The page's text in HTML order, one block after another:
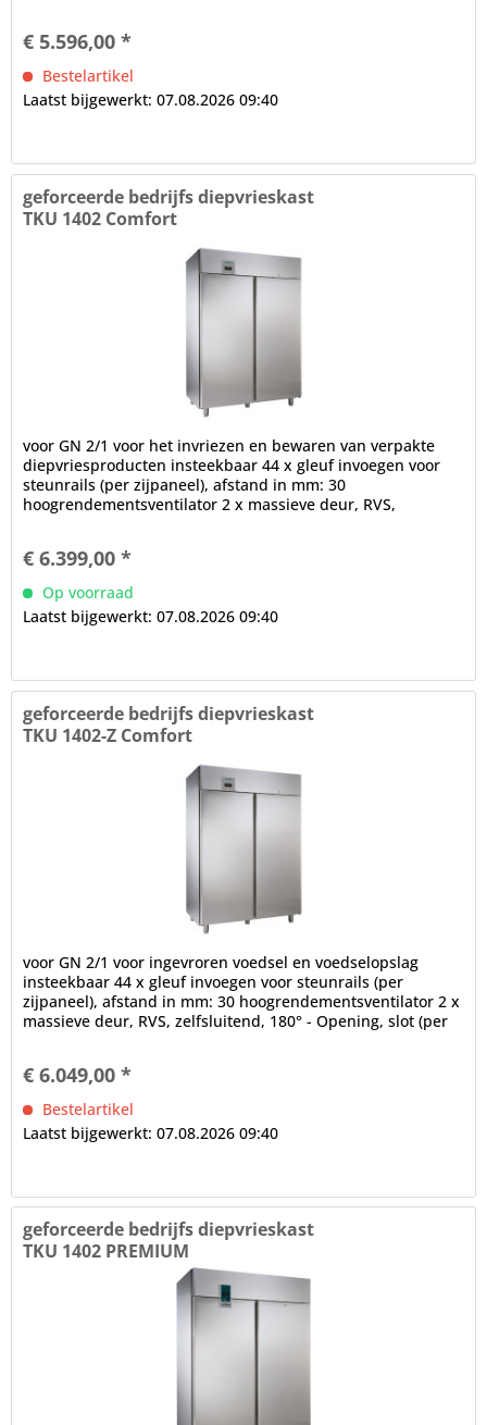
€ 5.596,00 *
Bestelartikel
Laatst bijgewerkt: 07.08.2026 09:40
geforceerde bedrijfs diepvrieskast
TKU 1402 Comfort
voor GN 2/1 voor het invriezen en bewaren van verpakte
diepvriesproducten insteekbaar 44 x gleuf invoegen voor
steunrails (per zijpaneel), afstand in mm: 30
hoogrendementsventilator 2 x massieve deur, RVS,
€ 6.399,00 *
Op voorraad
Laatst bijgewerkt: 07.08.2026 09:40
geforceerde bedrijfs diepvrieskast
TKU 1402-Z Comfort
voor GN 2/1 voor ingevroren voedsel en voedselopslag
insteekbaar 44 x gleuf invoegen voor steunrails (per
zijpaneel), afstand in mm: 30 hoogrendementsventilator 2 x
massieve deur, RVS, zelfsluitend, 180° - Opening, slot (per
€ 6.049,00 *
Bestelartikel
Laatst bijgewerkt: 07.08.2026 09:40
geforceerde bedrijfs diepvrieskast
TKU 1402 PREMIUM